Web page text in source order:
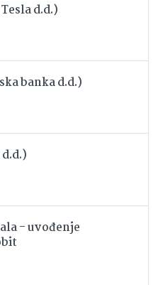
d.d.)
banka d.d.)
- uvođenje